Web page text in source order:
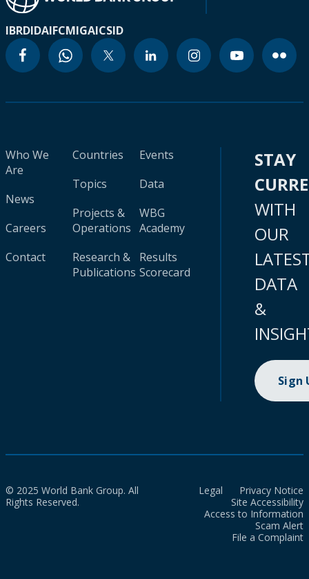
IBRDIDAIFCMIGAICSID
Who We
Are
News
Careers
Contact
Countries
Topics
Projects &
Operations
Research &
Publications
Events
Data
WBG
Academy
Results
Scorecard
STAY
WITH
OUR
DATA
&
Sign
© 2025 World Bank Group. All
Rights Reserved.
Legal
Privacy Notice
Site Accessibility
Access to Information
Scam Alert
File a Complaint